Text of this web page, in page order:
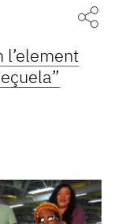
l’element